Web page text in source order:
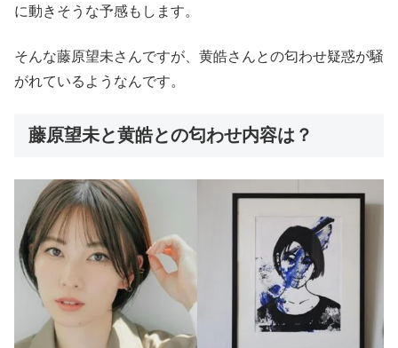
に動きそうな予感もします。
そんな藤原望未さんですが、黄皓さんとの匂わせ疑惑が騒
がれているようなんです。
藤原望未と黄皓との匂わせ内容は？